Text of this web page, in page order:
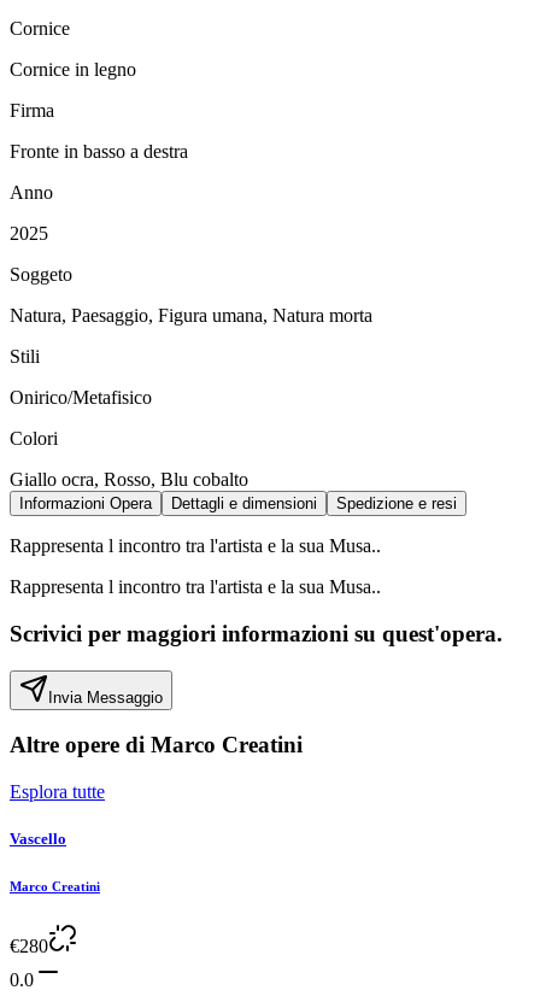
Cornice
Cornice in legno
Firma
Fronte in basso a destra
Anno
2025
Soggeto
Natura, Paesaggio, Figura umana, Natura morta
Stili
Onirico/Metafisico
Colori
Giallo ocra, Rosso, Blu cobalto
Informazioni Opera Dettagli e dimensioni Spedizione e resi
Rappresenta l incontro tra l'artista e la sua Musa..
Rappresenta l incontro tra l'artista e la sua Musa..
Scrivici per maggiori informazioni su quest'opera.
Invia Messaggio
Altre opere di Marco Creatini
Esplora tutte
Vascello
Marco Creatini
€280
0.0